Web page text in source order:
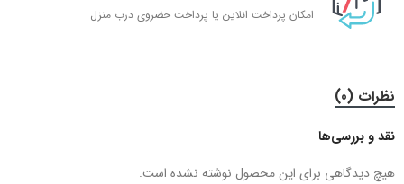
امکان پرداخت انلاین یا پرداخت حضروی درب منزل
نظرات (0)
نقد و بررسی‌ها
هیچ دیدگاهی برای این محصول نوشته نشده است.